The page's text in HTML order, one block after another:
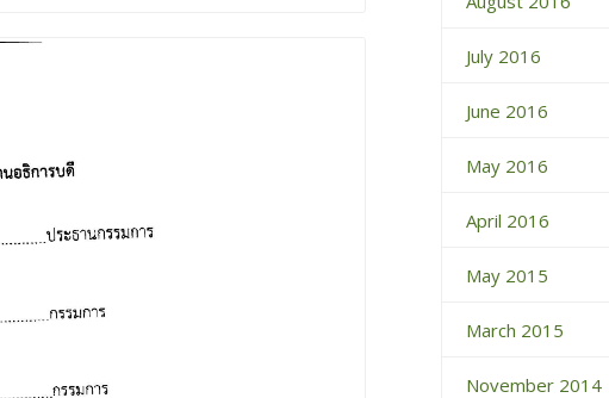
July 2016
June 2016
May 2016
April 2016
May 2015
March 2015
November 2014